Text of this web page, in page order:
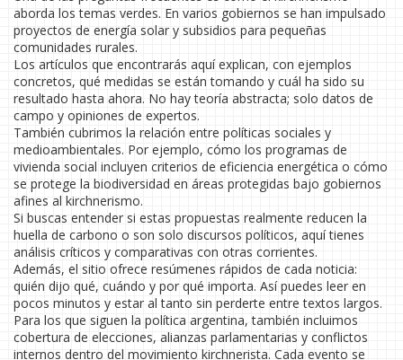
aborda los temas verdes. En varios gobiernos se han impulsado
proyectos de energía solar y subsidios para pequeñas
comunidades rurales.
Los artículos que encontrarás aquí explican, con ejemplos
concretos, qué medidas se están tomando y cuál ha sido su
resultado hasta ahora. No hay teoría abstracta; solo datos de
campo y opiniones de expertos.
También cubrimos la relación entre políticas sociales y
medioambientales. Por ejemplo, cómo los programas de
vivienda social incluyen criterios de eficiencia energética o cómo
se protege la biodiversidad en áreas protegidas bajo gobiernos
afines al kirchnerismo.
Si buscas entender si estas propuestas realmente reducen la
huella de carbono o son solo discursos políticos, aquí tienes
análisis críticos y comparativas con otras corrientes.
Además, el sitio ofrece resúmenes rápidos de cada noticia:
quién dijo qué, cuándo y por qué importa. Así puedes leer en
pocos minutos y estar al tanto sin perderte entre textos largos.
Para los que siguen la política argentina, también incluimos
cobertura de elecciones, alianzas parlamentarias y conflictos
internos dentro del movimiento kirchnerista. Cada evento se